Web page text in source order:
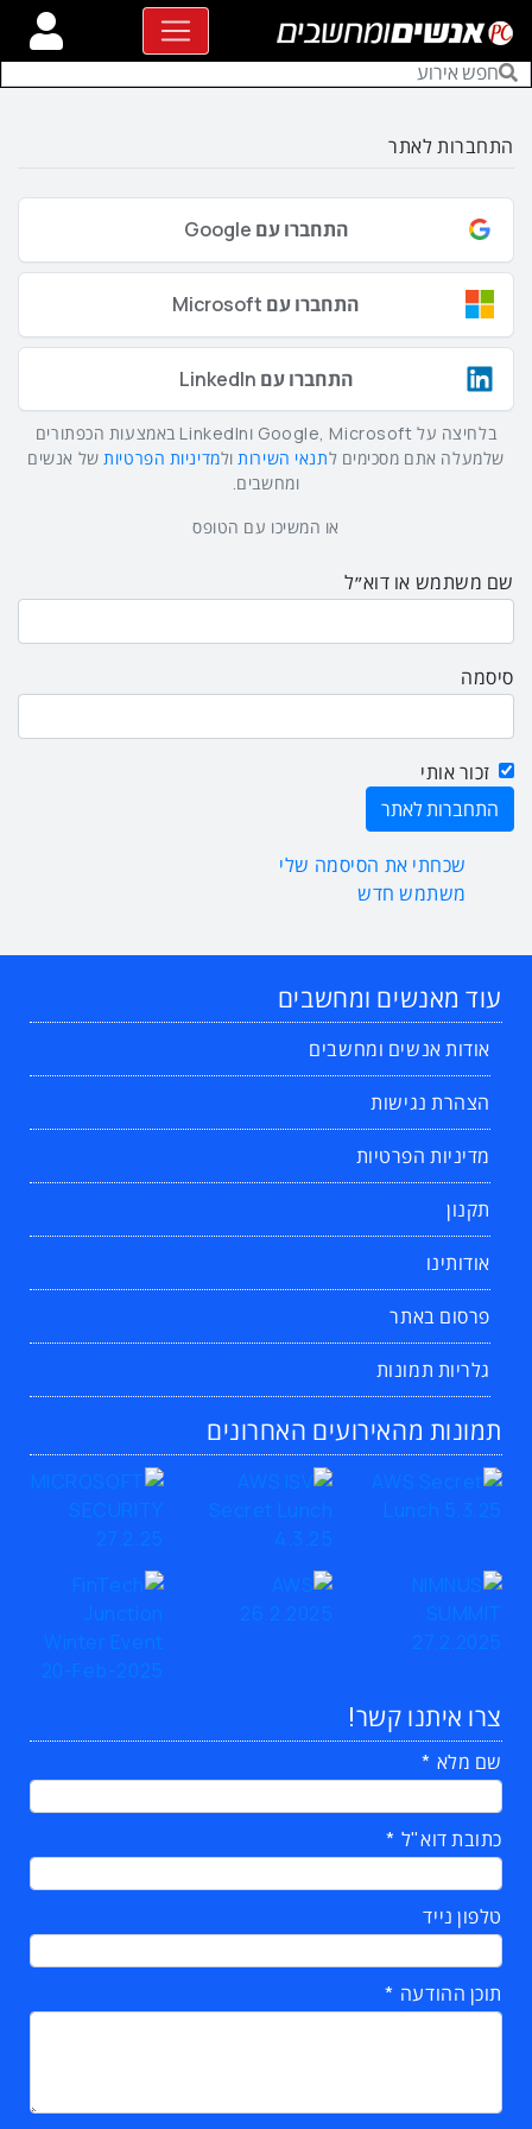
התחברות לאתר
התחברו עם Google
התחברו עם Microsoft
התחברו עם LinkedIn
בלחיצה על Google, Microsoft וLinkedIn באמצעות הכפתורים
שלמעלה אתם מסכימים לתנאי השירותולמדיניות הפרטיותשל אנשים
ומחשבים.
או המשיכו עם הטופס
שם משתמש או דוא״ל
סיסמה
זכור אותי
שכחתי את הסיסמה שלי
משתמש חדש
עוד מאנשים ומחשבים
אודות אנשים ומחשבים
הצהרת נגישות
מדיניות הפרטיות
תקנון
אודותינו
פרסום באתר
גלריות תמונות
תמונות מהאירועים האחרונים
צרו איתנו קשר!
שם מלא
כתובת דוא"ל
טלפון נייד
תוכן ההודעה